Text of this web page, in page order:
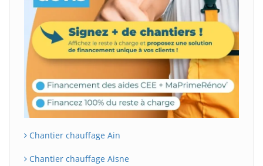
Chantier chauffage Ain
Chantier chauffage Aisne